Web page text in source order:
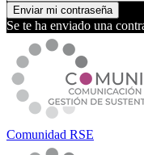
Se te ha enviado una
Comunidad RSE